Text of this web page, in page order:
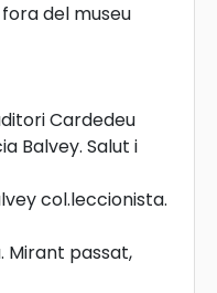
del museu
Cardedeu
Balvey. Salut i
col.leccionista.
Mirant passat,